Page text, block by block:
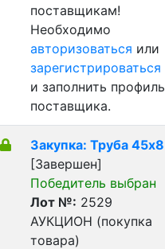
поставщикам!
Необходимо
авторизоваться или
зарегистрироваться
и заполнить профиль
поставщика.
Закупка: Труба 45х8
[Завершен]
Победитель выбран
Лот №: 2529
АУКЦИОН (покупка
товара)